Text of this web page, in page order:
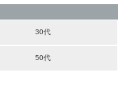
30代
50代